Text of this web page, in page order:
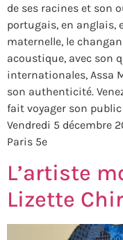
de ses racines et son
portugais, en anglais,
maternelle, le
acoustique, avec son
internationales, Assa
son authenticité.
fait voyager son
Vendredi 5 décembre
Paris 5e
L’artiste
Lizette